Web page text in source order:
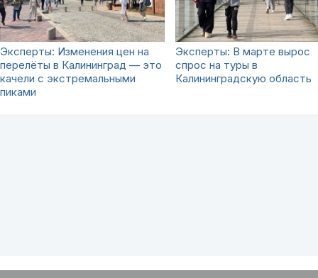
Эксперты: Изменения цен на
перелёты в Калининград — это
качели с экстремальными
пиками
Эксперты: В марте вырос
спрос на туры в
Калининградскую область